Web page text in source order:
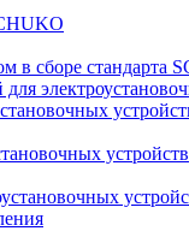
в сборе стандарта
устройств